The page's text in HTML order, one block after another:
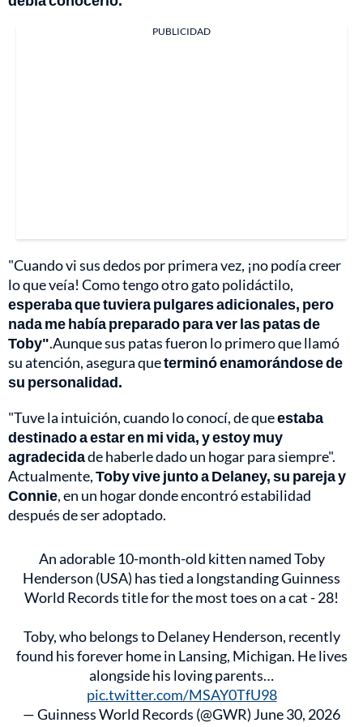
PUBLICIDAD
"Cuando vi sus dedos por primera vez, ¡no podía creer
lo que veía! Como tengo otro gato polidáctilo,
esperaba que tuviera pulgares adicionales, pero
nada me había preparado para ver las patas de
Toby".Aunque sus patas fueron lo primero que llamó
su atención, asegura queterminó enamorándose de
su personalidad.
"Tuve la intuición, cuando lo conocí, de queestaba
destinado a estar en mi vida, y estoy muy
agradecidade haberle dado un hogar para siempre".
Actualmente,Toby vive junto a Delaney, su pareja y
Connie, en un hogar donde encontró estabilidad
después de ser adoptado.
An adorable 10-month-old kitten named Toby
Henderson (USA) has tied a longstanding Guinness
World Records title for the most toes on a cat - 28!
Toby, who belongs to Delaney Henderson, recently
found his forever home in Lansing, Michigan. He lives
alongside his loving parents…
pic.twitter.com/MSAY0TfU98
— Guinness World Records (@GWR) June 30, 2026